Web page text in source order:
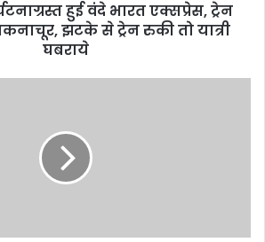
हुई वंदे भारत एक्सप्रेस, ट्रेन
झटके से ट्रेन रुकी तो यात्री
घबराये